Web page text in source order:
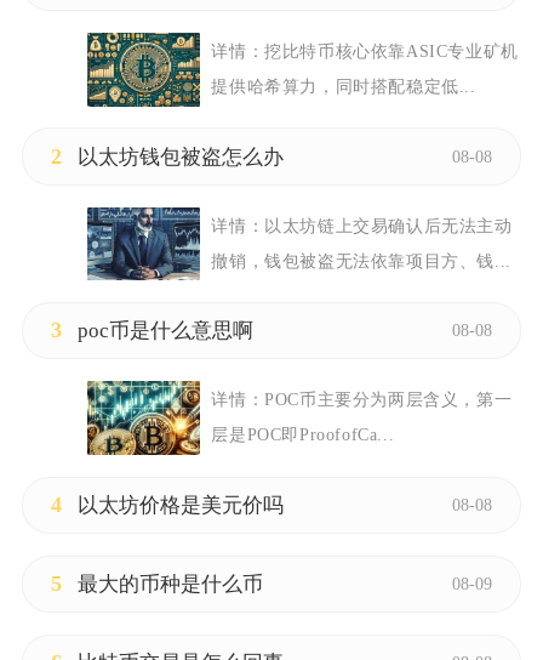
详情：挖比特币核心依靠ASIC专业矿机
提供哈希算力，同时搭配稳定低...
2 以太坊钱包被盗怎么办 08-08
详情： 以太坊链上交易确认后无法主动
撤销，钱包被盗无法依靠项目方、钱...
3 poc币是什么意思啊 08-08
详情：POC币主要分为两层含义，第一
层是POC即ProofofCa...
4 以太坊价格是美元价吗 08-08
5 最大的币种是什么币 08-09